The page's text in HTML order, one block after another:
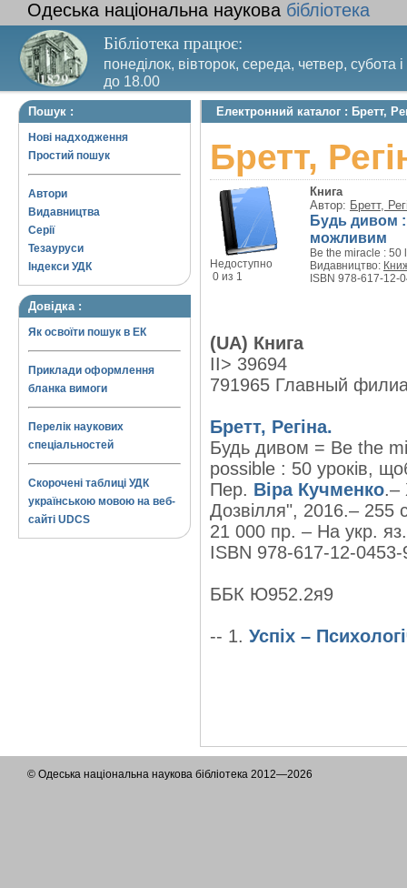
Одеська національна наукова бібліотека
Бібліотека працює:
понеділок, вівторок, середа, четвер, субота
до 18.00
Вихідний день – п’ятниця. Останній четвер
Пошук :
Нові надходження
Простий пошук
Автори
Видавництва
Серії
Тезауруси
Індекси УДК
Довідка :
Як освоїти пошук в ЕК
Приклади оформлення
бланка вимоги
Перелік наукових
спеціальностей
Скорочені таблиці УДК
українською мовою на веб-
сайті UDCS
Електронний каталог : Бретт,
Бретт,
Недоступно
0 из 1
Книга
Автор: Бретт,
Будь дивом :
можливим
Be the miracle :
Видавництво:
ISBN 978-617-12-
(UA) Книга
II> 39694
791965 Главный
Бретт, Регіна.
Будь дивом = Be the
possible : 50 уроків,
Пер. Віра Кучменко.–
Дозвілля", 2016.– 255
21 000 пр. – На укр. яз.
ISBN 978-617-12-
ББК Ю952.2я9
-- 1. Успіх –
© Одеська національна наукова бібліотека 2012—2026